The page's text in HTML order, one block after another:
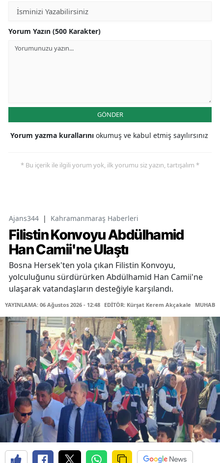
Yorum Yazın (500 Karakter)
GÖNDER
Yorum yazma kurallarını okumuş ve kabul etmiş sayılırsınız
* Bu içerik ile ilgili yorum yok, ilk yorumu siz yazın, tartışalım *
Ajans344 | Kahramanmaraş Haberleri
Filistin Konvoyu Abdülhamid
Han Camii'ne Ulaştı
Bosna Hersek'ten yola çıkan Filistin Konvoyu,
yolculuğunu sürdürürken Abdülhamid Han Camii'ne
ulaşarak vatandaşların desteğiyle karşılandı.
YAYINLAMA: 06 Ağustos 2026 - 12:48 EDİTÖR: Kürşat Kerem Akçakale